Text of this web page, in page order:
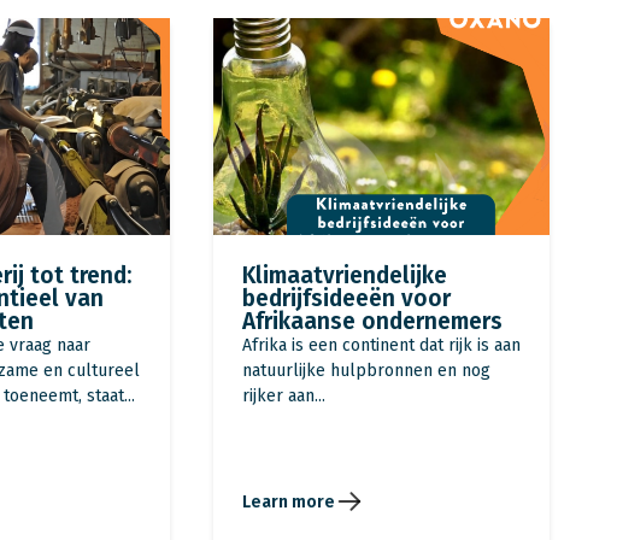
tot trend:
van
vraag naar
en cultureel
staat...
Klimaatvriendelijke
bedrijfsideeën voor
Afrikaanse ondernemers
Afrika is een continent dat rijk is aan
natuurlijke hulpbronnen en nog
rijker aan...
Learn more